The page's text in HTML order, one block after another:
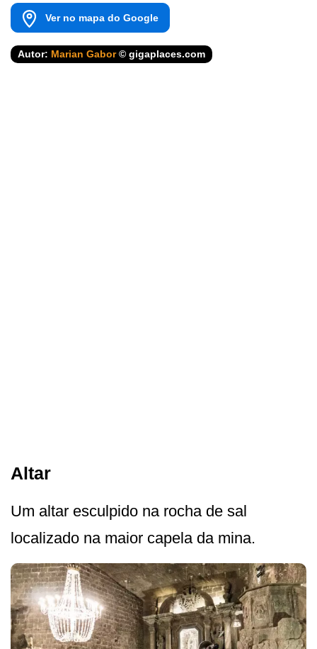
Ver no mapa do Google
Autor: Marian Gabor© gigaplaces.com
Altar
Um altar esculpido na rocha de sal
localizado na maior capela da mina.